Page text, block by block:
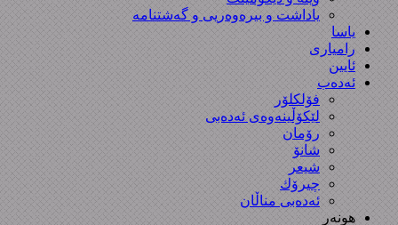
یاداشت و بیره‌وه‌ریی و گەشتنامە
یاسا
رامیاری
ئایین
ئەدەب
فۆلکلۆر
لێکۆڵینەوەی ئەدەبی
رۆمان
شانۆ
شیعر
چیرۆك
ئەدەبی مناڵان
هونەر